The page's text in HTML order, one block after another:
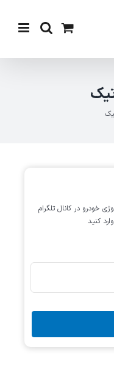
خودرو در کانال تلگرام
کنید